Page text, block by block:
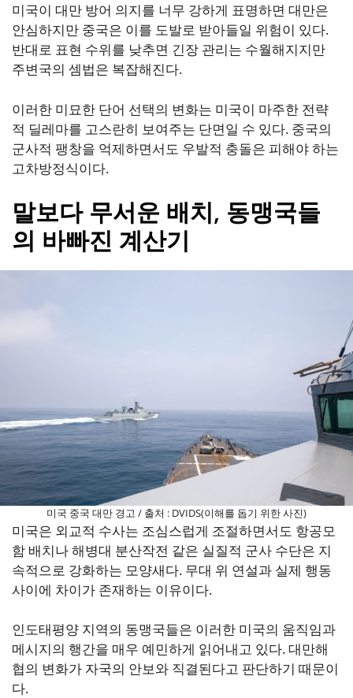
미국이 대만 방어 의지를 너무 강하게 표명하면 대만은
안심하지만 중국은 이를 도발로 받아들일 위험이 있다.
반대로 표현 수위를 낮추면 긴장 관리는 수월해지지만
주변국의 셈법은 복잡해진다.
이러한 미묘한 단어 선택의 변화는 미국이 마주한 전략
적 딜레마를 고스란히 보여주는 단면일 수 있다. 중국의
군사적 팽창을 억제하면서도 우발적 충돌은 피해야 하는
고차방정식이다.
말보다 무서운 배치, 동맹국들
의 바빠진 계산기
미국 중국 대만 경고 / 출처 : DVIDS(이해를 돕기 위한 사진)
미국은 외교적 수사는 조심스럽게 조절하면서도 항공모
함 배치나 해병대 분산작전 같은 실질적 군사 수단은 지
속적으로 강화하는 모양새다. 무대 위 연설과 실제 행동
사이에 차이가 존재하는 이유이다.
인도태평양 지역의 동맹국들은 이러한 미국의 움직임과
메시지의 행간을 매우 예민하게 읽어내고 있다. 대만해
협의 변화가 자국의 안보와 직결된다고 판단하기 때문이
다.